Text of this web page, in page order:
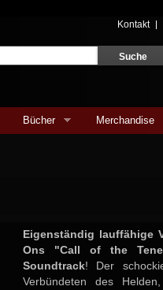
Kontakt
Bücher Merchandise
Eigenständig lauffähige
Ons "Call of the
Soundtrack! Der
Verbündeten des